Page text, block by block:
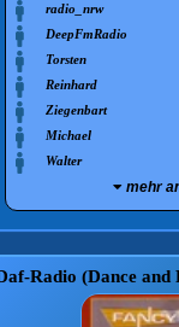
radio_nrw
DeepFmRadio
Torsten
Reinhard
Ziegenbart
Michael
Walter
mehr
Radio (Dance and